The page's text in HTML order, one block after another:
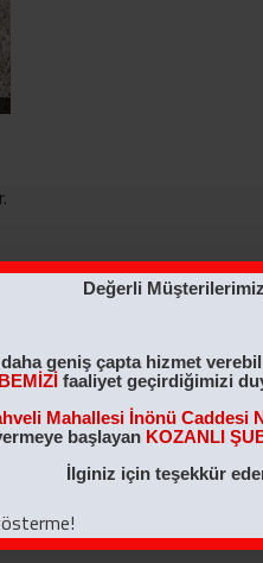
Değerli
geniş çapta hizmet
faaliyet geçirdiğimizi
Mahallesi İnönü Caddesi
başlayan KOZANLI
İlginiz için teşekkür